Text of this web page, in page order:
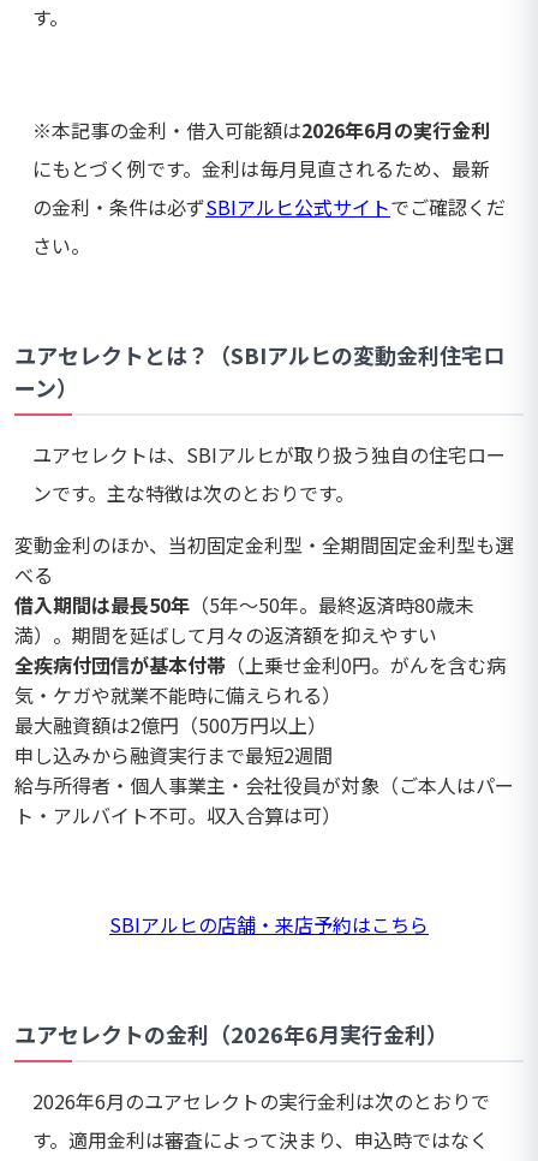
す。
※本記事の金利・借入可能額は2026年6月の実行金利
にもとづく例です。金利は毎月見直されるため、最新
の金利・条件は必ずSBIアルヒ公式サイトでご確認くだ
さい。
ユアセレクトとは？（SBIアルヒの変動金利住宅ロ
ーン）
ユアセレクトは、SBIアルヒが取り扱う独自の住宅ロー
ンです。主な特徴は次のとおりです。
変動金利のほか、当初固定金利型・全期間固定金利型も選
べる
借入期間は最長50年 （5年〜50年。最終返済時80歳未
満）。期間を延ばして月々の返済額を抑えやすい
全疾病付団信が基本付帯 （上乗せ金利0円。がんを含む病
気・ケガや就業不能時に備えられる）
最大融資額は2億円（500万円以上）
申し込みから融資実行まで最短2週間
給与所得者・個人事業主・会社役員が対象（ご本人はパー
ト・アルバイト不可。収入合算は可）
SBIアルヒの店舗・来店予約はこちら
ユアセレクトの金利（2026年6月実行金利）
2026年6月のユアセレクトの実行金利は次のとおりで
す。適用金利は審査によって決まり、申込時ではなく